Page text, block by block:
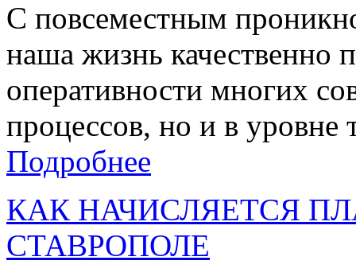
С повсеместным
наша жизнь качественно
оперативности многих
процессов, но и в уровне
Подробнее
КАК НАЧИСЛЯЕТСЯ
СТАВРОПОЛЕ